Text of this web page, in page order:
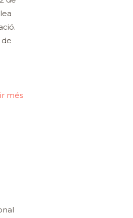
de
més